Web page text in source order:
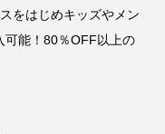
をはじめキッズやメン
可能！80％OFF以上の